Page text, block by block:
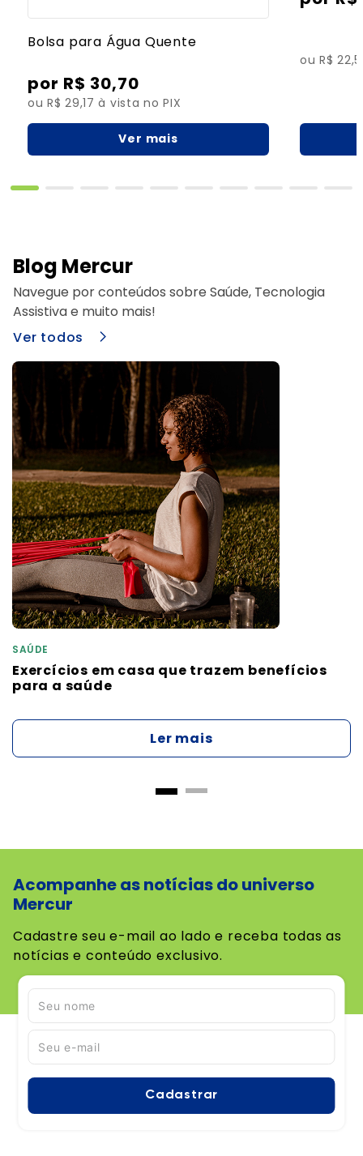
Bolsa para Água Quente
R$ 30,70
ou R$ 29,17 à vista no PIX
Ver mais
ou R$
Blog Mercur
Navegue por conteúdos sobre Saúde, Tecnologia
Assistiva e muito mais!
Ver todos
SAÚDE
Exercícios em casa que trazem benefícios
para a saúde
Ler mais
Acompanhe as notícias do universo
Mercur
Cadastre seu e-mail ao lado e receba todas as
notícias e conteúdo exclusivo.
Cadastrar